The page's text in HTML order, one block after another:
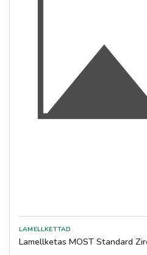
Lamellketas MOST Standard